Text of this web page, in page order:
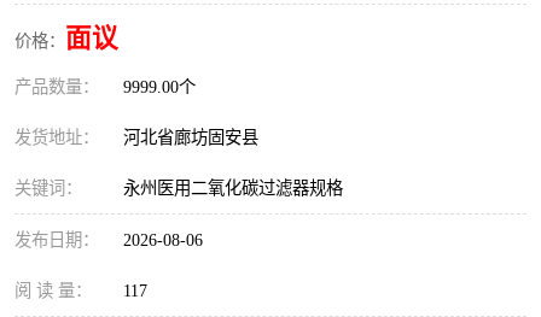
价格： 面议
产品数量： 9999.00个
发货地址： 河北省廊坊固安县
关键词： 永州医用二氧化碳过滤器规格
发布日期： 2026-08-06
阅 读 量： 117